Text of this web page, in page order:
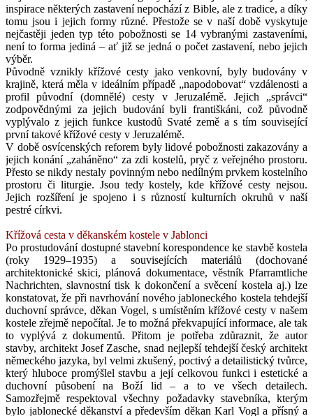
inspirace některých zastavení nepochází z Bible, ale z tradice, a díky
tomu jsou i jejich formy různé. Přestože se v naší době vyskytuje
nejčastěji jeden typ této pobožnosti se 14 vybranými zastaveními,
není to forma jediná – ať již se jedná o počet zastavení, nebo jejich
výběr.
Původně vznikly křížové cesty jako venkovní, byly budovány v
krajině, která měla v ideálním případě „napodobovat“ vzdálenosti a
profil původní (domnělé) cesty v Jeruzalémě. Jejich „správci“
zodpovědnými za jejich budování byli františkáni, což původně
vyplývalo z jejich funkce kustodů Svaté země a s tím související
první takové křížové cesty v Jeruzalémě.
V době osvícenských reforem byly lidové pobožnosti zakazovány a
jejich konání „zaháněno“ za zdi kostelů, pryč z veřejného prostoru.
Přesto se nikdy nestaly povinným nebo nedílným prvkem kostelního
prostoru či liturgie. Jsou tedy kostely, kde křížové cesty nejsou.
Jejich rozšíření je spojeno i s růzností kulturních okruhů v naší
pestré církvi.
Křížová cesta v děkanském kostele v Jablonci
Po prostudování dostupné stavební korespondence ke stavbě kostela
(roky 1929–1935) a souvisejících materiálů (dochované
architektonické skici, plánová dokumentace, věstník Pfarramtliche
Nachrichten, slavnostní tisk k dokončení a svěcení kostela aj.) lze
konstatovat, že při navrhování nového jabloneckého kostela tehdejší
duchovní správce, děkan Vogel, s umístěním křížové cesty v našem
kostele zřejmě nepočítal. Je to možná překvapující informace, ale tak
to vyplývá z dokumentů. Přitom je potřeba zdůraznit, že autor
stavby, architekt Josef Zasche, snad nejlepší tehdejší český architekt
německého jazyka, byl velmi zkušený, poctivý a detailistický tvůrce,
který hluboce promýšlel stavbu a její celkovou funkci i estetické a
duchovní působení na Boží lid – a to ve všech detailech.
Samozřejmě respektoval všechny požadavky stavebníka, kterým
bylo jablonecké děkanství a především děkan Karl Vogl a přísný a